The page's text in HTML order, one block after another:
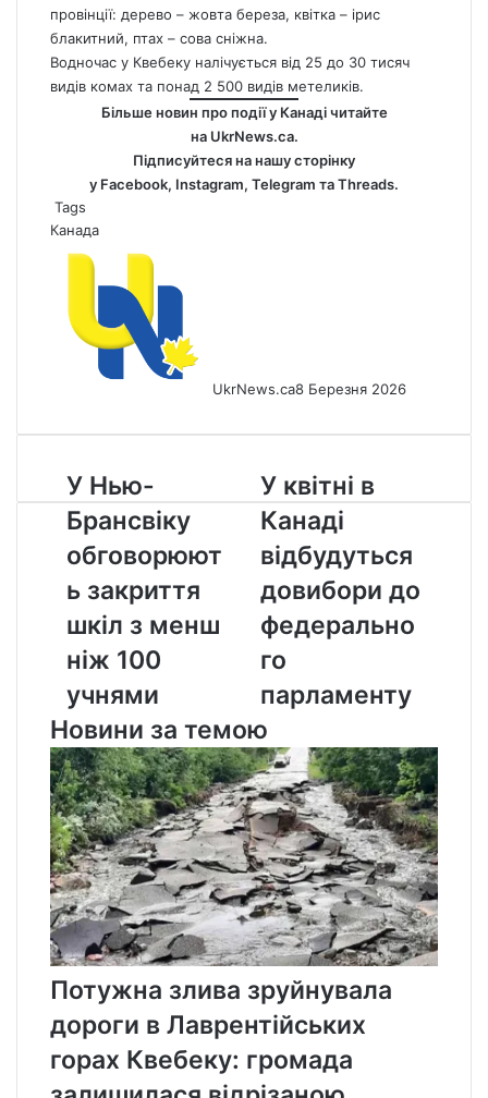
провінції: дерево – жовта береза, квітка – ірис
блакитний, птах – сова сніжна.
Водночас у Квебеку налічується від 25 до 30 тисяч
видів комах та понад 2 500 видів метеликів.
Більше новин про події у Канаді читайте
на UkrNews.ca.
Підписуйтеся на нашу сторінку
у Facebook, Instagram, Telegram таThreads.
Tags
Канада
UkrNews.ca8 Березня 2026
У
Нью-
Брансвіку
обговорюють
закриття
шкіл
менш
ніж
учнями
У Нью-
Брансвіку
обговорюют
ь закриття
шкіл з менш
ніж 100
учнями
У
квітні
в
Канаді
відбудуться
довибори
до
федерального
парламенту
У квітні в
Канаді
відбудуться
довибори до
федерально
го
парламенту
Новини за темою
Потужна злива зруйнувала
дороги в Лаврентійських
горах Квебеку: громада